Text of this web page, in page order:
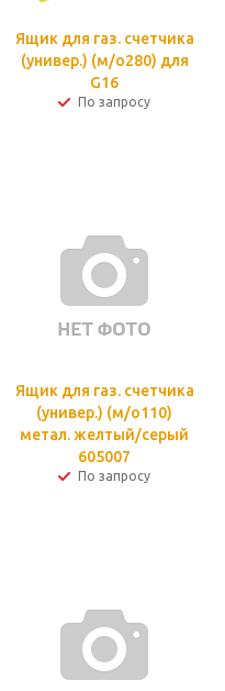
Ящик для газ. счетчика
(универ.) (м/о280) для
G16
По запросу
Ящик для газ. счетчика
(универ.) (м/о110)
метал. желтый/серый
605007
По запросу